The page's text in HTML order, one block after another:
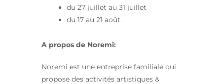
du 27 juillet au 31 juillet
du 17 au 21 août.
A propos de Noremi:
Noremi est une entreprise familiale qui
propose des activités artistiques &